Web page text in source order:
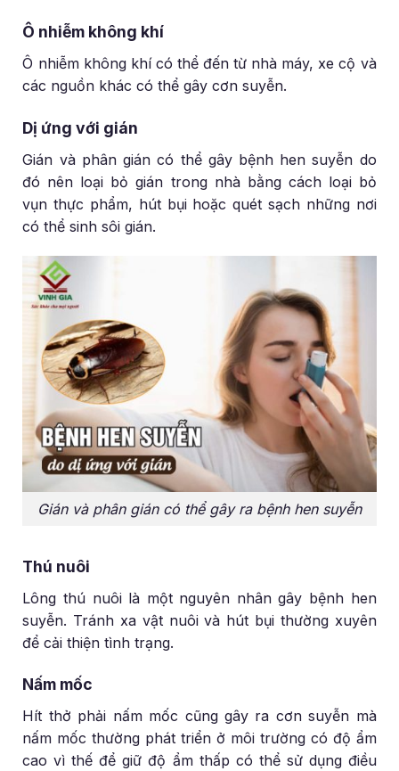
Ô nhiễm không khí
Ô nhiễm không khí có thể đến từ nhà máy, xe cộ và
các nguồn khác có thể gây cơn suyễn.
Dị ứng với gián
Gián và phân gián có thể gây bệnh hen suyễn do
đó nên loại bỏ gián trong nhà bằng cách loại bỏ
vụn thực phẩm, hút bụi hoặc quét sạch những nơi
có thể sinh sôi gián.
Gián và phân gián có thể gây ra bệnh hen suyễn
Thú nuôi
Lông thú nuôi là một nguyên nhân gây bệnh hen
suyễn. Tránh xa vật nuôi và hút bụi thường xuyên
để cải thiện tình trạng.
Nấm mốc
Hít thở phải nấm mốc cũng gây ra cơn suyễn mà
nấm mốc thường phát triển ở môi trường có độ ẩm
cao vì thế để giữ độ ẩm thấp có thể sử dụng điều